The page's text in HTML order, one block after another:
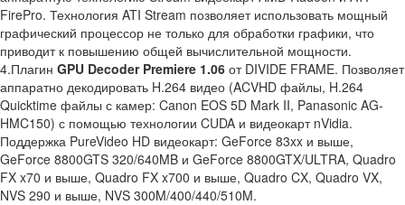
FirePro. Технология ATI Stream позволяет использовать мощный
графический процессор не только для обработки графики, что
приводит к повышению общей вычислительной мощности.
4.Плагин GPU Decoder Premiere 1.06 от DIVIDE FRAME. Позволяет
аппаратно декодировать H.264 видео (ACVHD файлы, H.264
Quicktime файлы с камер: Canon EOS 5D Mark II, Panasonic AG-
HMC150) с помощью технологии CUDA и видеокарт nVidia.
Поддержка PureVideo HD видеокарт: GeForce 83xx и выше,
GeForce 8800GTS 320/640MB и GeForce 8800GTX/ULTRA, Quadro
FX x70 и выше, Quadro FX x700 и выше, Quadro CX, Quadro VX,
NVS 290 и выше, NVS 300M/400/440/510M.